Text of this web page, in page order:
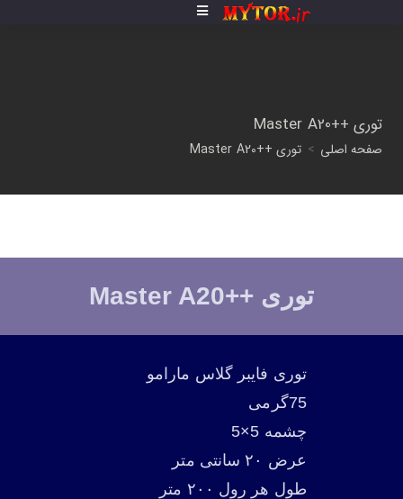
توری ++Master A20
صفحه اصلی > توری ++Master A20
توری ++Master A20
توری فایبر گلاس مارامو
75گرمی
چشمه 5×5
عرض ۲۰ سانتی متر
طول هر رول ۲۰۰ متر